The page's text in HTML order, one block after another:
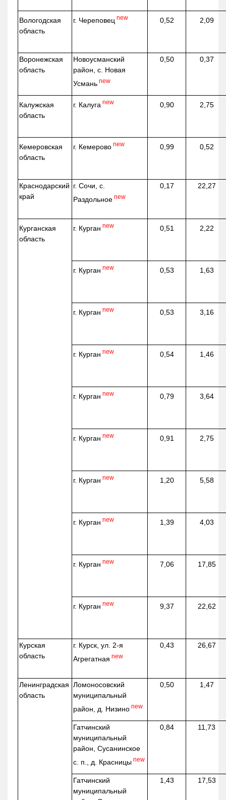
Вологодская
область
г. Череповец new 0,52 2,09
Воронежская
область
Новоусманский
район, с. Новая
Усмань new
0,50 0,37
Калужская
область
г. Калуга new 0,90 2,75
Кемеровская
область
г. Кемерово new 0,99 0,52
Краснодарский
край
г. Сочи, с.
Раздольное new
0,17 22,27
Курганская
область
г. Курган new 0,51 2,22
г. Курган new 0,53 1,63
г. Курган new 0,53 3,16
г. Курган new 0,54 1,46
г. Курган new 0,79 3,64
г. Курган new 0,91 2,75
г. Курган new 1,20 5,58
г. Курган new 1,39 4,03
г. Курган new 7,06 17,85
г. Курган new 9,37 22,62
Курская
область
г. Курск, ул. 2-я
Агрегатная new
0,43 26,67
Ленинградская
область
Ломоносовский
муниципальный
район, д. Низино new
0,50 1,47
Гатчинский
муниципальный
район, Сусанинское
с. п., д. Красницы new
0,84 11,73
Гатчинский
муниципальный
1,43 17,53